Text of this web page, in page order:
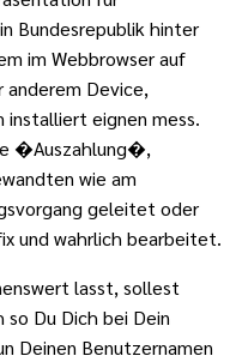
Bundesrepublik hinter
im Webbrowser auf
Device,
installiert eignen mess.
�Auszahlung�,
wie am
geleitet oder
und wahrlich bearbeitet.
lasst, sollest
so Du Dich bei Dein
Deinen Benutzernamen